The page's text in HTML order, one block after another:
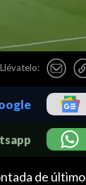
Llévatelo:
de último